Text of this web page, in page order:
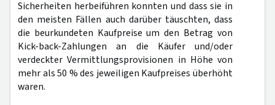
Sicherheiten herbeiführen konnten und dass sie in
den meisten Fällen auch darüber täuschten, dass
die beurkundeten Kaufpreise um den Betrag von
Kick-back-Zahlungen an die Käufer und/oder
verdeckter Vermittlungsprovisionen in Höhe von
mehr als 50 % des jeweiligen Kaufpreises überhöht
waren.